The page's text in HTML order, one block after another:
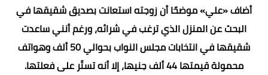
أضاف «علي» موضحًا أن زوجته استعانت بصديق شقيقها في
البحث عن المنزل الذي ترغب في شرائه، ورغم أنني ساعدت
شقيقها في انتخابات مجلس النواب بحوالي 50 ألف وهواتف
محمولة قيمتها 44 ألف جنيها، إلا أنه تستّر على فعلتها.